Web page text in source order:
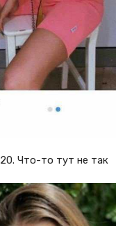
20. Что-то тут не так